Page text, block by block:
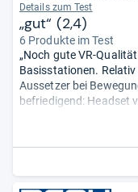
Details zum Test
„gut“ (2,4)
6 Produkte im Test
„Noch gute VR-
Basisstationen.
Aussetzer bei
befriedigend: Headset